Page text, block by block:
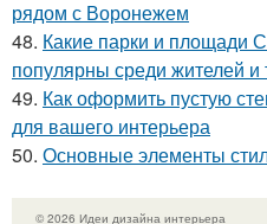
рядом с Воронежем
48. Какие парки и площади
популярны среди жителей и
49. Как оформить пустую
для вашего интерьера
50. Основные элементы
© 2026 Идеи дизайна интерьера